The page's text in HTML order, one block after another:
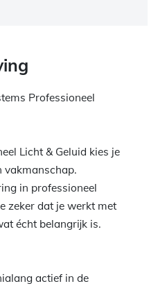
Professioneel
Licht & Geluid kies je
vakmanschap.
in professioneel
zeker dat je werkt met
écht belangrijk is.
actief in de